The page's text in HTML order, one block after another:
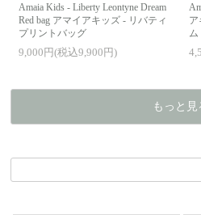
Amaia Kids - Liberty Leontyne Dream
Red bag アマイアキッズ - リバティ
プリントバッグ
9,000円(税込9,900円)
ア
ム
もっと見